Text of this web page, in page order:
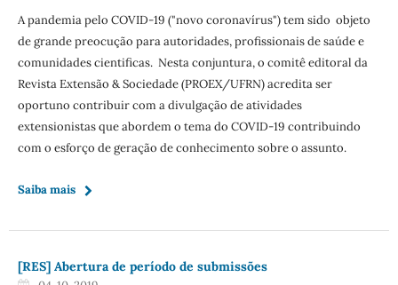
A pandemia pelo COVID-19 ("novo coronavírus") tem sido objeto
de grande preocução para autoridades, profissionais de saúde e
comunidades cientificas. Nesta conjuntura, o comitê editoral da
Revista Extensão & Sociedade (PROEX/UFRN) acredita ser
oportuno contribuir com a divulgação de atividades
extensionistas que abordem o tema do COVID-19 contribuindo
com o esforço de geração de conhecimento sobre o assunto.
Saiba mais
[RES] Abertura de período de submissões